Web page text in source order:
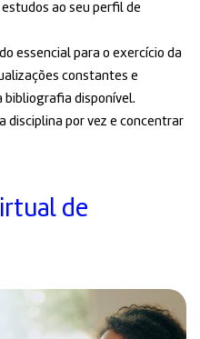
ao seu perfil de
essencial para o exercício da
constantes e
bibliografia disponível.
disciplina por vez e concentrar
de